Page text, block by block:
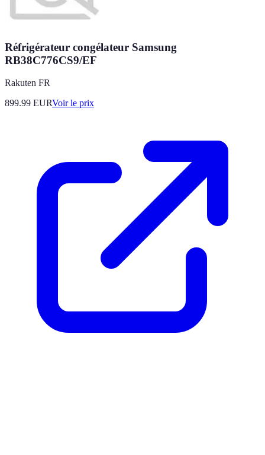
Réfrigérateur congélateur Samsung
RB38C776CS9/EF
Rakuten FR
899.99 EURVoir le prix